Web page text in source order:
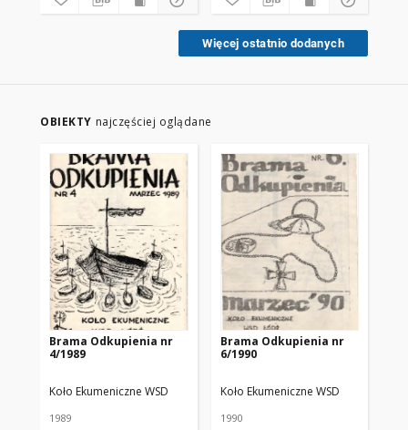
Więcej ostatnio dodanych
OBIEKTY najczęściej oglądane
Brama Odkupienia nr
4/1989
Koło Ekumeniczne WSD
1989
Brama Odkupienia nr
6/1990
Koło Ekumeniczne WSD
1990